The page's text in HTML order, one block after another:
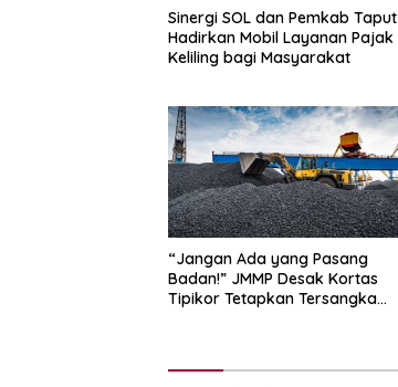
Sinergi SOL dan Pemkab Taput
Hadirkan Mobil Layanan Pajak
Keliling bagi Masyarakat
“Jangan Ada yang Pasang
Badan!” JMMP Desak Kortas
Tipikor Tetapkan Tersangka